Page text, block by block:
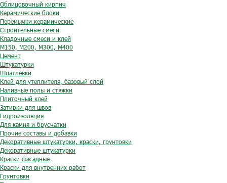
Облицовочный кирпич
Керамические блоки
Перемычки керамические
Строительные смеси
Кладочные смеси и клей
М150, М200, М300, М400
Цемент
Штукатурки
Шпатлевки
Клей для утеплителя, базовый слой
Наливные полы и стяжки
Плиточный клей
Затирки для швов
Гидроизоляция
Для камня и брусчатки
Прочие составы и добавки
Декоративные штукатурки, краски, грунтовки
Декоративные штукатурки
Краски фасадные
Краски для внутренних работ
Грунтовки